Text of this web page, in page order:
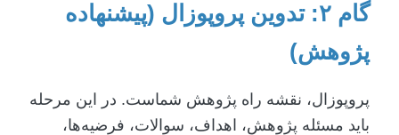
گام ۲: تدوین پروپوزال (پیشنهاده
پژوهش)
پروپوزال، نقشه راه پژوهش شماست. در این مرحله
باید مسئله پژوهش، اهداف، سوالات، فرضیه‌ها،